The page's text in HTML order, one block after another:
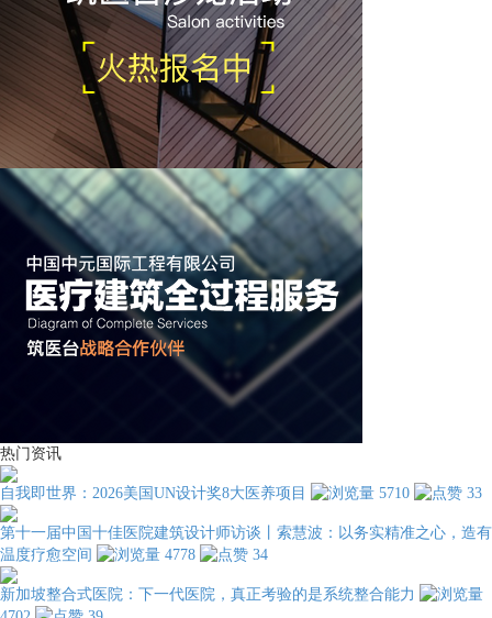
热门资讯
自我即世界：2026美国UN设计奖8大医养项目 5710 33
第十一届中国十佳医院建筑设计师访谈丨索慧波：以务实精准之心，造有
温度疗愈空间
4778 34
新加坡整合式医院：下一代医院，真正考验的是系统整合能力